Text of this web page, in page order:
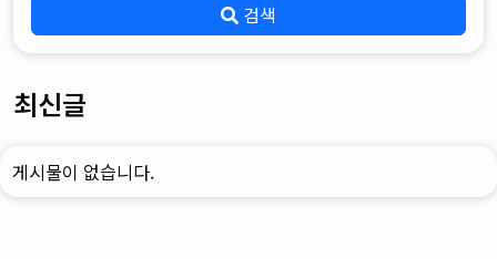
검색
최신글
게시물이 없습니다.